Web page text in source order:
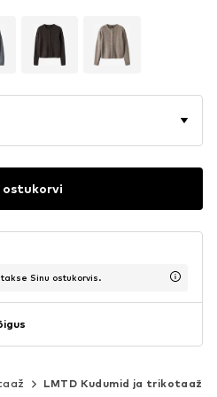
ostukorvi
Sinu ostukorvis.
LMTD Kudumid ja trikotaaž